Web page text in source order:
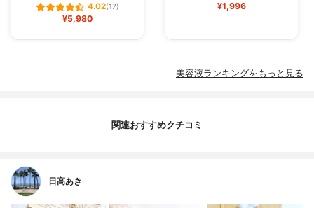
4.02(17)
¥5,980
¥1,996
美容液ランキングをもっと見る
関連おすすめクチコミ
日高あき